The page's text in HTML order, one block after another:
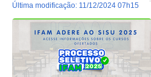
última modificação: 11/12/2024 07h15